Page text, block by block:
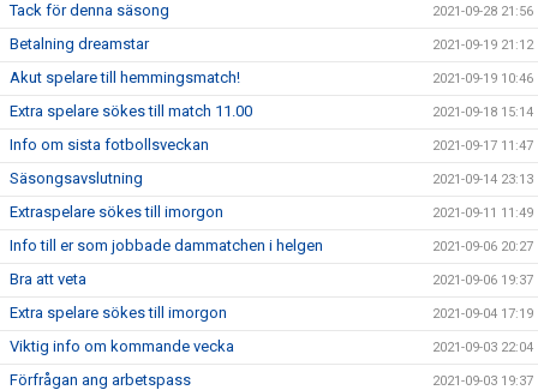
Tack för denna säsong 2021-09-28 21:56
Betalning dreamstar 2021-09-19 21:12
Akut spelare till hemmingsmatch! 2021-09-19 10:46
Extra spelare sökes till match 11.00 2021-09-18 15:14
Info om sista fotbollsveckan 2021-09-17 11:47
Säsongsavslutning 2021-09-14 23:13
Extraspelare sökes till imorgon 2021-09-11 11:49
Info till er som jobbade dammatchen i helgen 2021-09-06 20:27
Bra att veta 2021-09-06 19:37
Extra spelare sökes till imorgon 2021-09-04 17:19
Viktig info om kommande vecka 2021-09-03 22:04
Förfrågan ang arbetspass 2021-09-03 19:37